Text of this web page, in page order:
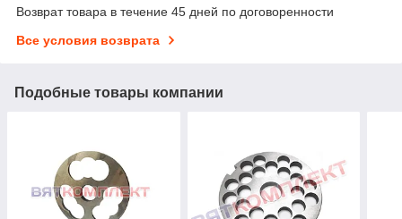
Возврат товара в течение 45 дней по договоренности
Все условия возврата
Подобные товары компании